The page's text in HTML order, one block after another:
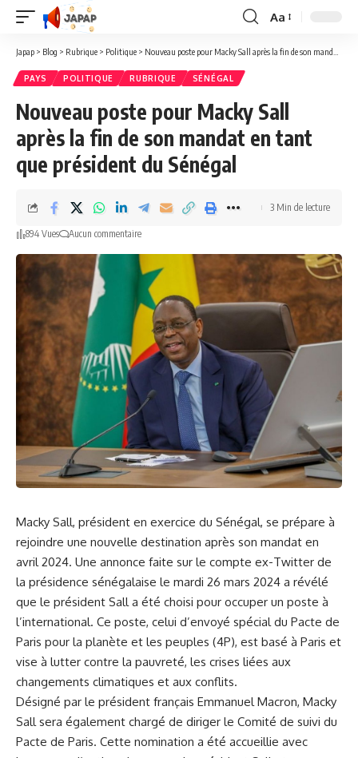
Redimensionner
la
Aa
Japap > Blog > Rubrique > Politique > Nouveau poste pour Macky Sall après la fin de son mandat en tant que président du Sénégal
PAYS POLITIQUE RUBRIQUE SÉNÉGAL
Nouveau poste pour Macky Sall
après la fin de son mandat en tant
que président du Sénégal
894 Vues Aucun commentaire
3 Min de lecture
Macky Sall,⁣ président en exercice du Sénégal, se prépare à
rejoindre une nouvelle‍ destination après⁤ son mandat en ​
avril 2024. Une annonce ‌faite‌ sur le compte ex-Twitter de
la présidence ​sénégalaise le mardi 26 mars ‌2024 a révélé⁤
que le président Sall a été choisi pour occuper un ⁤poste à
l’international. ‍Ce poste,⁤ celui d’envoyé‌ spécial du Pacte de
Paris ⁣pour ⁣la planète et les peuples (4P), est basé à Paris et
⁢vise à lutter contre ‍la pauvreté, les crises liées ​aux
changements climatiques et aux conflits.
Désigné par le président ⁢français Emmanuel Macron, Macky
Sall sera également ⁢chargé de diriger le Comité de suivi du
Pacte ⁢de Paris. Cette nomination a été accueillie ‌avec